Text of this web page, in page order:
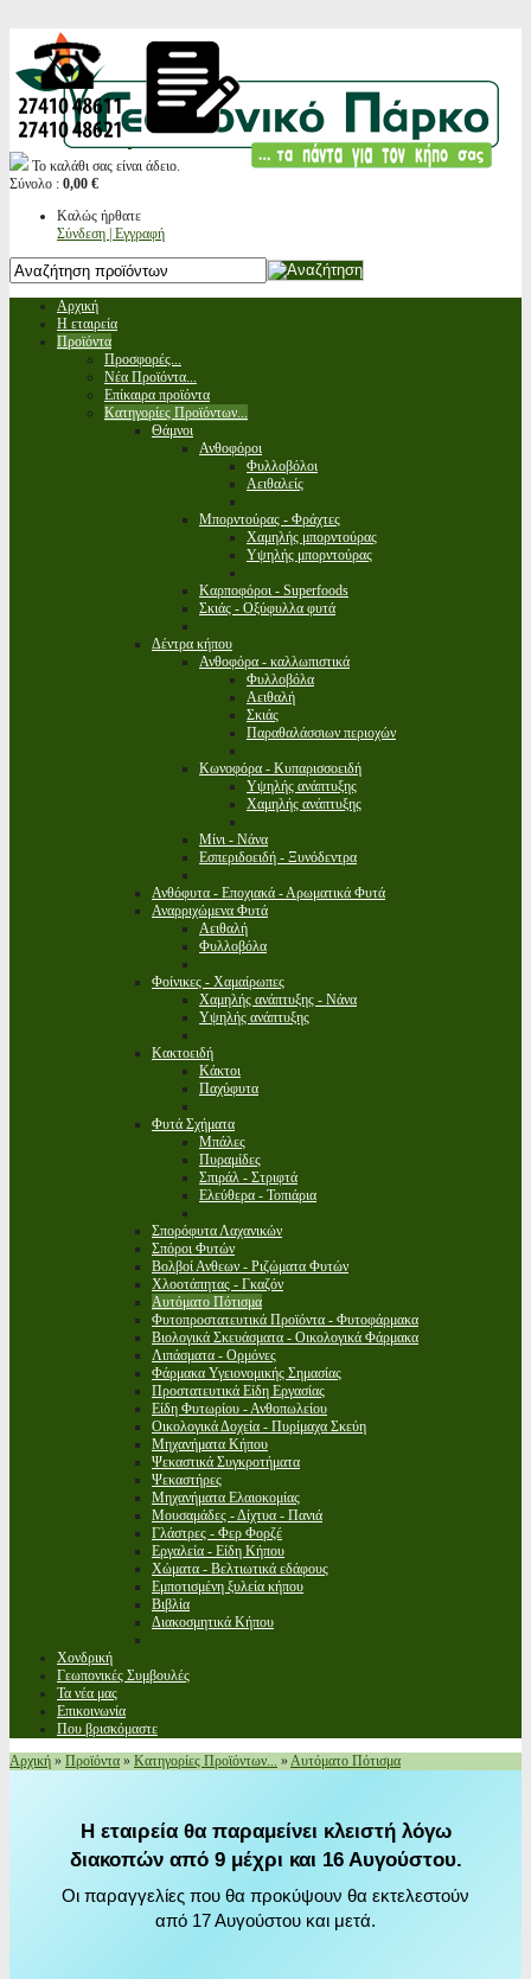
Το καλάθι σας είναι άδειο.
Σύνολο : 0,00 €
Καλώς ήρθατε
Σύνδεση | Εγγραφή
Αρχική
Η εταιρεία
Προϊόντα
Προσφορές...
Νέα Προϊόντα...
Επίκαιρα προϊόντα
Κατηγορίες Προϊόντων...
Θάμνοι
Ανθοφόροι
Φυλλοβόλοι
Αειθαλείς
Μπορντούρας - Φράχτες
Χαμηλής μπορντούρας
Υψηλής μπορντούρας
Καρποφόροι - Superfoods
Σκιάς - Οξύφυλλα φυτά
Δέντρα κήπου
Ανθοφόρα - καλλωπιστικά
Φυλλοβόλα
Αειθαλή
Σκιάς
Παραθαλάσσιων περιοχών
Κωνοφόρα - Κυπαρισσοειδή
Υψηλής ανάπτυξης
Χαμηλής ανάπτυξης
Μίνι - Νάνα
Εσπεριδοειδή - Ξυνόδεντρα
Ανθόφυτα - Εποχιακά - Αρωματικά Φυτά
Αναρριχώμενα Φυτά
Αειθαλή
Φυλλοβόλα
Φοίνικες - Χαμαίρωπες
Χαμηλής ανάπτυξης - Νάνα
Υψηλής ανάπτυξης
Κακτοειδή
Κάκτοι
Παχύφυτα
Φυτά Σχήματα
Μπάλες
Πυραμίδες
Σπιράλ - Στριφτά
Ελεύθερα - Τοπιάρια
Σπορόφυτα Λαχανικών
Σπόροι Φυτών
Βολβοί Ανθεων - Ριζώματα Φυτών
Χλοοτάπητας - Γκαζόν
Αυτόματο Πότισμα
Φυτοπροστατευτικά Προϊόντα - Φυτοφάρμακα
Βιολογικά Σκευάσματα - Οικολογικά Φάρμακα
Λιπάσματα - Ορμόνες
Φάρμακα Υγειονομικής Σημασίας
Προστατευτικά Είδη Εργασίας
Είδη Φυτωρίου - Ανθοπωλείου
Οικολογικά Δοχεία - Πυρίμαχα Σκεύη
Μηχανήματα Κήπου
Ψεκαστικά Συγκροτήματα
Ψεκαστήρες
Μηχανήματα Ελαιοκομίας
Μουσαμάδες - Δίχτυα - Πανιά
Γλάστρες - Φερ Φορζέ
Εργαλεία - Είδη Κήπου
Χώματα - Βελτιωτικά εδάφους
Εμποτισμένη ξυλεία κήπου
Βιβλία
Διακοσμητικά Κήπου
Χονδρική
Γεωπονικές Συμβουλές
Τα νέα μας
Επικοινωνία
Που βρισκόμαστε
Αρχική » Προϊόντα » Κατηγορίες Προϊόντων... »Αυτόματο Πότισμα
Η εταιρεία θα παραμείνει κλειστή λόγω
διακοπών από 9 μέχρι και 16 Αυγούστου.
Οι παραγγελίες που θα προκύψουν θα εκτελεστούν
από 17 Αυγούστου και μετά.